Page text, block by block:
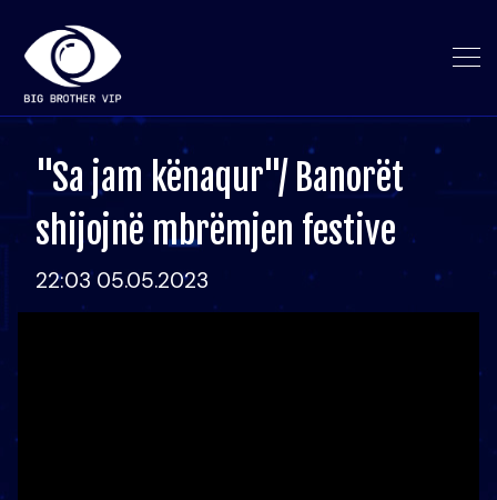
"Sa jam kënaqur"/ Banorët
shijojnë mbrëmjen festive
22:03 05.05.2023